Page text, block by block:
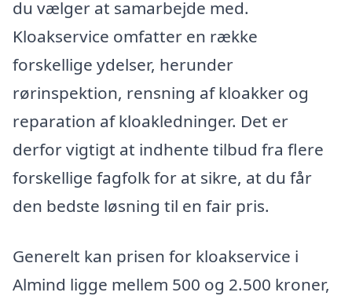
du vælger at samarbejde med.
Kloakservice omfatter en række
forskellige ydelser, herunder
rørinspektion, rensning af kloakker og
reparation af kloakledninger. Det er
derfor vigtigt at indhente tilbud fra flere
forskellige fagfolk for at sikre, at du får
den bedste løsning til en fair pris.
Generelt kan prisen for kloakservice i
Almind ligge mellem 500 og 2.500 kroner,